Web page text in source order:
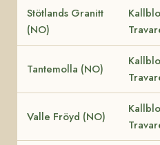
Stötlands Granitt
(NO)
Tantemolla (NO)
Valle Fröyd (NO)